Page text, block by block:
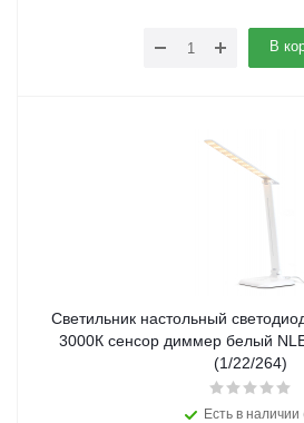
В
Светильник настольный
3000К сенсор диммер белый
(1/22/264)
Есть в наличии